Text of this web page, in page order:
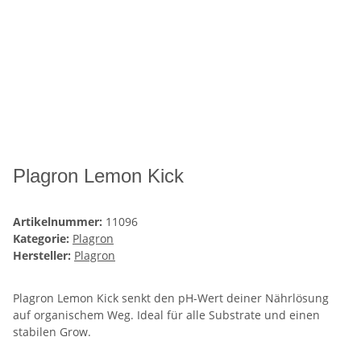
Plagron Lemon Kick
Artikelnummer: 11096
Kategorie: Plagron
Hersteller: Plagron
Plagron Lemon Kick senkt den pH-Wert deiner Nährlösung
auf organischem Weg. Ideal für alle Substrate und einen
stabilen Grow.